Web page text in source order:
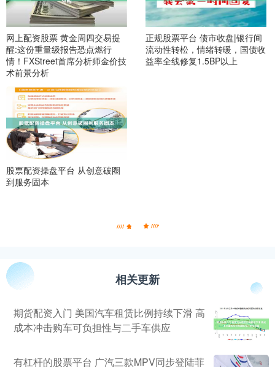
网上配资股票 黄金周四交易提
醒:这份重量级报告恐点燃行
情！FXStreet首席分析师金价技
术前景分析
正规股票平台 债市收盘|银行间
流动性转松，情绪转暖，国债收
益率全线修复1.5BP以上
股票配资操盘平台 从创意破圈
到服务固本
相关更新
期货配资入门 美国汽车租赁比例持续下滑 高
成本冲击购车可负担性与二手车供应
有杠杆的股票平台 广汽三款MPV同步登陆菲